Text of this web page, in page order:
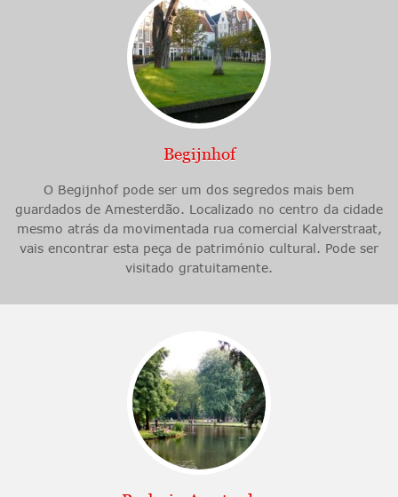
Begijnhof
O Begijnhof pode ser um dos segredos mais bem
guardados de Amesterdão. Localizado no centro da cidade
mesmo atrás da movimentada rua comercial Kalverstraat,
vais encontrar esta peça de património cultural. Pode ser
visitado gratuitamente.